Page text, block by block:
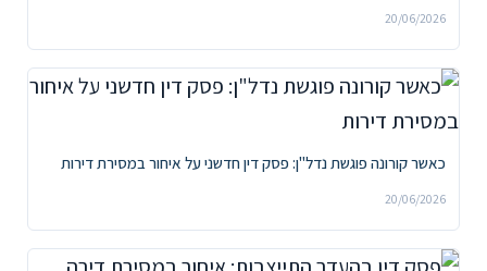
20/06/2026
כאשר קורונה פוגשת נדל"ן: פסק דין חדשני על איחור במסירת דירות
20/06/2026